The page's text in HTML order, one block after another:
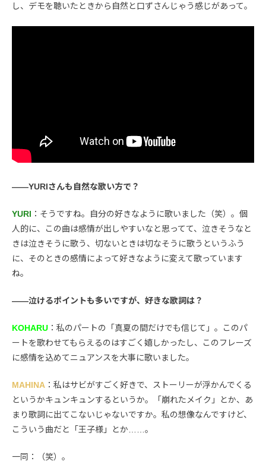
し、デモを聴いたときから自然と口ずさんじゃう感じがあって。
――YURIさんも自然な歌い方で？
YURI ：そうですね。自分の好きなように歌いました（笑）。個
人的に、この曲は感情が出しやすいなと思ってて、泣きそうなと
きは泣きそうに歌う、切ないときは切なそうに歌うというふう
に、そのときの感情によって好きなように変えて歌っています
ね。
――泣けるポイントも多いですが、好きな歌詞は？
KOHARU ：私のパートの「真夏の間だけでも信じて」。このパ
ートを歌わせてもらえるのはすごく嬉しかったし、このフレーズ
に感情を込めてニュアンスを大事に歌いました。
MAHINA ：私はサビがすごく好きで、ストーリーが浮かんでくる
というかキュンキュンするというか。「崩れたメイク」とか、あ
まり歌詞に出てこないじゃないですか。私の想像なんですけど、
こういう曲だと「王子様」とか……。
一同：（笑）。